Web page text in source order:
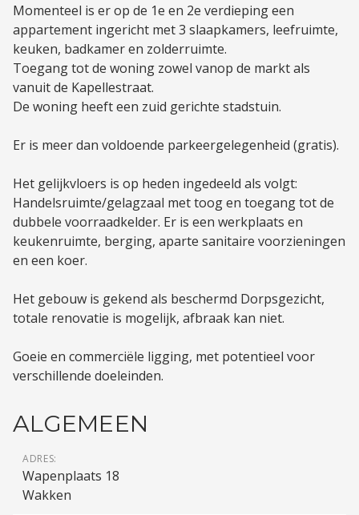
Momenteel is er op de 1e en 2e verdieping een
appartement ingericht met 3 slaapkamers, leefruimte,
keuken, badkamer en zolderruimte.
Toegang tot de woning zowel vanop de markt als
vanuit de Kapellestraat.
De woning heeft een zuid gerichte stadstuin.
Er is meer dan voldoende parkeergelegenheid (gratis).
Het gelijkvloers is op heden ingedeeld als volgt:
Handelsruimte/gelagzaal met toog en toegang tot de
dubbele voorraadkelder. Er is een werkplaats en
keukenruimte, berging, aparte sanitaire voorzieningen
en een koer.
Het gebouw is gekend als beschermd Dorpsgezicht,
totale renovatie is mogelijk, afbraak kan niet.
Goeie en commerciële ligging, met potentieel voor
verschillende doeleinden.
ALGEMEEN
ADRES:
Wapenplaats 18
Wakken